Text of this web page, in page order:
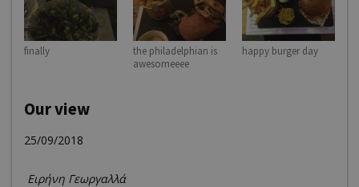
finally
the philadelphian is
awesomeeee
happy burger day
Our view
25/09/2018
Ειρήνη Γεωργαλλά